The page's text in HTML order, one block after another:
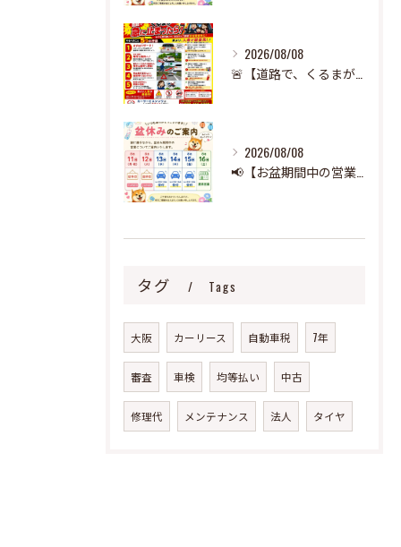
2026/08/08
2026/08/08
タグ Tags
大阪 カーリース 自動車税 7年
審査 車検 均等払い 中古
修理代 メンテナンス 法人 タイヤ